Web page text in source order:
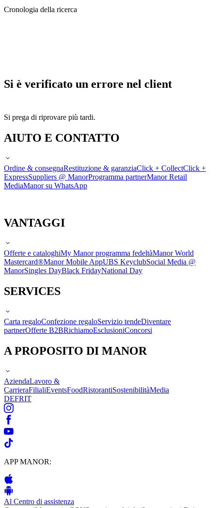
Cronologia della ricerca
Si è verificato un errore nel client
Si prega di riprovare più tardi.
AIUTO E CONTATTO
Ordine & consegnaRestituzione & garanziaClick + CollectClick +
ExpressSuppliers @ ManorProgramma partnerManor Retail
MediaManor su WhatsApp
VANTAGGI
Offerte e cataloghiMy Manor programma fedeltàManor World
Mastercard®Manor Mobile AppUBS KeyclubSocial Media @
ManorSingles DayBlack FridayNational Day
SERVICES
Carta regaloConfezione regaloServizio tendeDiventare
partnerOfferte B2BRichiamoEsclusioniConcorsi
A PROPOSITO DI MANOR
AziendaLavoro &
CarrieraFilialiEventsFoodRistorantiSostenibilitàMedia
DEFRIT
APP MANOR:
Al Centro di assistenza